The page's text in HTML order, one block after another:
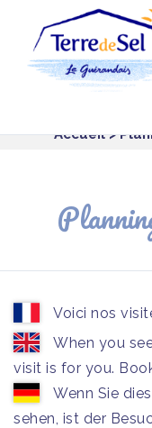
Accueil>
Voici nos
When you
visit is for you.
Wenn Sie
sehen, ist der
Panneau de gestion des